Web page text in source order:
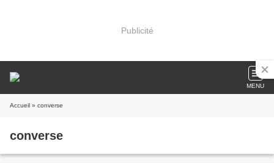
Publicité
MENU
Accueil » converse
converse